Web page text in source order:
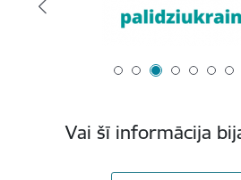
Vai šī informācija